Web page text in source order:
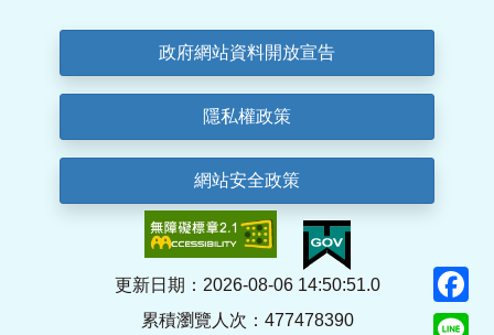
政府網站資料開放宣告
隱私權政策
網站安全政策
更新日期：2026-08-06 14:50:51.0
累積瀏覽人次：477478390